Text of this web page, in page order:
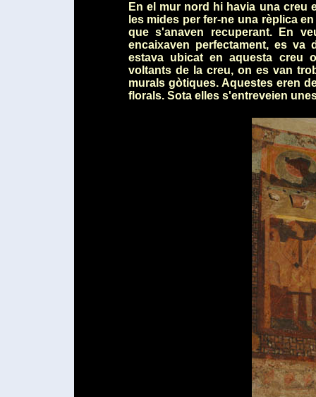
En el mur nord hi havia una creu
les mides per fer-ne una rèplica
que s'anaven recuperant. En
encaixaven perfectament, es
estava ubicat en aquesta creu
voltants de la creu, on es van
murals gòtiques. Aquestes eren
florals. Sota elles s'entreveien